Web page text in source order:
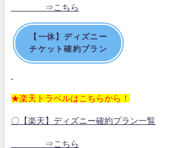
⇒こちら
【一休】ディズニー
チケット確約プラン
★楽天トラベルはこちらから！
〇【楽天】ディズニー確約プラン一覧
⇒こちら